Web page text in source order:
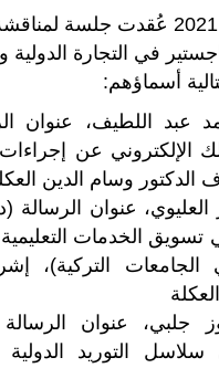
في التجارة الدولية
أسماؤهم:
عبد اللطيف، عنوان
الإلكتروني عن
الدكتور وسام الدين
عنوان الرسالة (
تسويق الخدمات
الجامعات التركية)،
جلبي، عنوان
سلاسل التوريد